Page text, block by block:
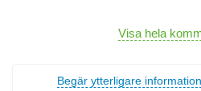
(7-8 leaves), for which it is
Visa hela
Begär ytterligare information